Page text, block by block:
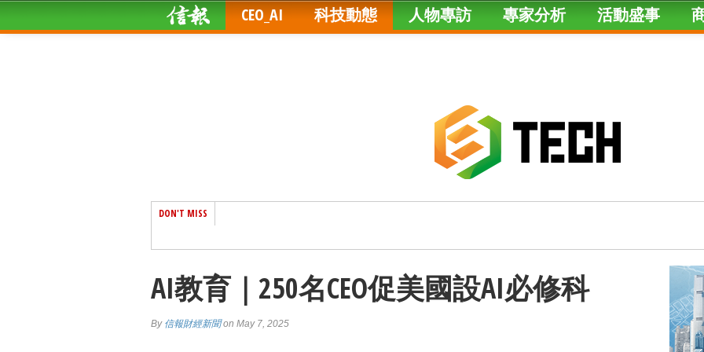
CEO_AI 科技動態 人物專訪 專家分析 活動盛事
DON'T MISS
AI教育｜250名CEO促美國設AI必修科
By 信報財經新聞on May 7, 2025